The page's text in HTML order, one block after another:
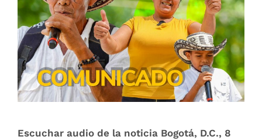
Escuchar audio de la noticia Bogotá, D.C., 8